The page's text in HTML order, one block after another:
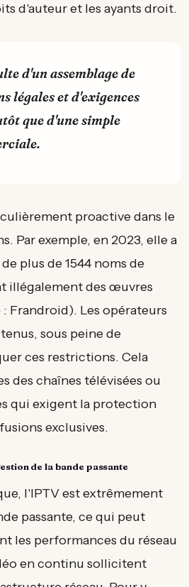
d'auteur et les ayants droit.
d'un assemblage de
légales et d'exigences
que d'une simple
proactive dans le
Par exemple, en 2023, elle a
plus de 1544 noms de
illégalement des œuvres
Frandroid). Les opérateurs
sous peine de
ces restrictions. Cela
des chaînes télévisées ou
qui exigent la protection
exclusives.
de la bande passante
l'IPTV est extrêmement
passante, ce qui peut
les performances du réseau
en continu sollicitent